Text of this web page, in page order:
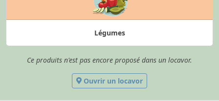
Légumes
Ce produits n'est pas encore proposé dans un locavor.
Ouvrir un locavor